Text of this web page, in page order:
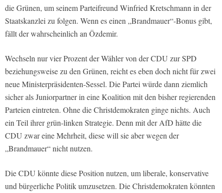
die Grünen, um seinem Parteifreund Winfried Kretschmann in der
Staatskanzlei zu folgen. Wenn es einen „Brandmauer“-Bonus gibt,
fällt der wahrscheinlich an Özdemir.
Wechseln nur vier Prozent der Wähler von der CDU zur SPD
beziehungsweise zu den Grünen, reicht es eben doch nicht für zwei
neue Ministerpräsidenten-Sessel. Die Partei würde dann ziemlich
sicher als Juniorpartner in eine Koalition mit den bisher regierenden
Parteien eintreten. Ohne die Christdemokraten ginge nichts. Auch
ein Teil ihrer grün-linken Strategie. Denn mit der AfD hätte die
CDU zwar eine Mehrheit, diese will sie aber wegen der
„Brandmauer“ nicht nutzen.
Die CDU könnte diese Position nutzen, um liberale, konservative
und bürgerliche Politik umzusetzen. Die Christdemokraten könnten